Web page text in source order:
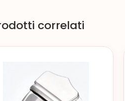
correlati